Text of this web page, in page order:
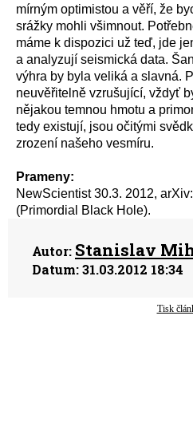
mírným optimistou a věří, že
srážky mohli všimnout.
máme k dispozici už teď, jde
a analyzují seismická data.
výhra by byla veliká a slavná.
neuvěřitelně vzrušující, vždyť
nějakou temnou hmotu a
tedy existují, jsou očitými
zrození našeho vesmíru.
Prameny:
NewScientist 30.3. 2012,
(Primordial Black Hole).
Autor: Stanislav
Datum:31.03.2012 18:34
Tisk